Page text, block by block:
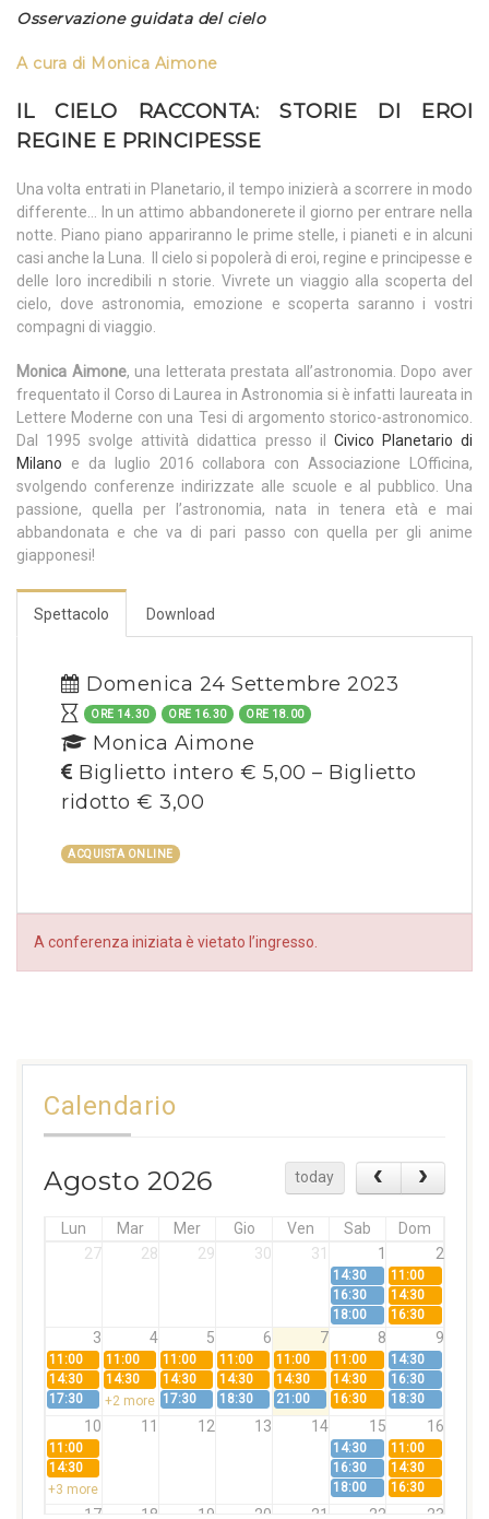
Osservazione guidata del cielo
A cura di Monica Aimone
IL CIELO RACCONTA: STORIE DI EROI
REGINE E PRINCIPESSE
Una volta entrati in Planetario, il tempo inizierà a scorrere in modo
differente… In un attimo abbandonerete il giorno per entrare nella
notte. Piano piano appariranno le prime stelle, i pianeti e in alcuni
casi anche la Luna. Il cielo si popolerà di eroi, regine e principesse e
delle loro incredibili n storie. Vivrete un viaggio alla scoperta del
cielo, dove astronomia, emozione e scoperta saranno i vostri
compagni di viaggio.
Monica Aimone, una letterata prestata all’astronomia. Dopo aver
frequentato il Corso di Laurea in Astronomia si è infatti laureata in
Lettere Moderne con una Tesi di argomento storico-astronomico.
Dal 1995 svolge attività didattica presso il
Civico Planetario di
Milano
e da luglio 2016 collabora con Associazione LOfficina,
svolgendo conferenze indirizzate alle scuole e al pubblico. Una
passione, quella per l’astronomia, nata in tenera età e mai
abbandonata e che va di pari passo con quella per gli anime
giapponesi!
Spettacolo Download
Domenica 24 Settembre 2023
ORE 14.30 ORE 16.30 ORE 18.00
Monica Aimone
Biglietto intero € 5,00 – Biglietto
ridotto € 3,00
ACQUISTA ONLINE
A conferenza iniziata è vietato l’ingresso.
Calendario
Agosto 2026 today
Lun Mar Mer Gio Ven Sab
Dom
27
28 29 30 31 1 2
14:30
11:00
16:30
14:30
18:00
16:30
3 4 5 6 7 8 9
11:00 11:00 11:00 11:00 11:00 11:00
14:30
14:30
14:30 14:30 14:30 14:30 14:30
16:30
17:30
+2 more 17:30 18:30 21:00 16:30 18:30
10 11 12 13 14 15 16
11:00 14:30
11:00
14:30
16:30
14:30
+3 more
18:00 16:30
17 18 19 20 21 22 23